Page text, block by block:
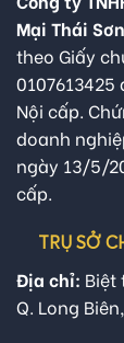
Mại Thái Sơn
theo Giấy
Nội cấp.
doanh
ngày 13/5/
cấp.
TRỤ SỞ
Địa chỉ: Biệt
Q. Long